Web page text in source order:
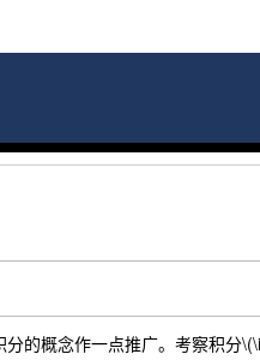
的概念作一点推广。考察积分